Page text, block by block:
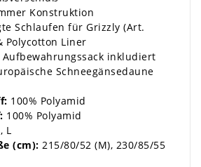
Konstruktion
Schlaufen für Grizzly (Art.
Polycotton Liner
Aufbewahrungssack inkludiert
Schneegänsedaune
100% Polyamid
100% Polyamid
L
(cm): 215/80/52 (M), 230/85/55